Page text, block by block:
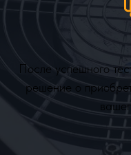
После успешного
решение о